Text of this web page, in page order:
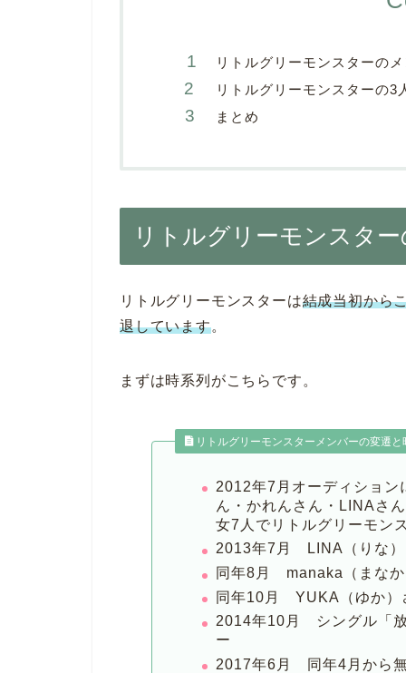
リトルグリーモンスターの
リトルグリーモンスターの3
まとめ
リトルグリーモンスタ
リトルグリーモンスターは結成当初から
退しています。
まずは時系列がこちらです。
リトルグリーモンスターメンバーの変遷と
2012年7月オーディション
ん・かれんさん・LINAさ
女7人でリトルグリーモン
2013年7月 LINA（りな）
同年8月 manaka（まなか
同年10月 YUKA（ゆか）
2014年10月 シングル「
ー
2017年6月 同年4月から